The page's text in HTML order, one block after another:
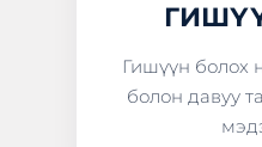
Гишүүн болох
болон давуу